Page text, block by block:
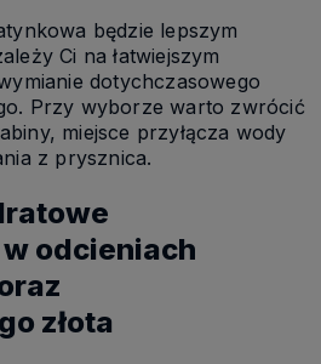
będzie lepszym
Ci na łatwiejszym
dotychczasowego
Przy wyborze warto zwrócić
miejsce przyłącza wody
z prysznica.
odcieniach
złota